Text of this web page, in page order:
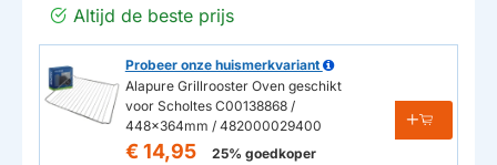
Altijd de beste prijs
Probeer onze huismerkvariant
Alapure Grillrooster Oven geschikt
voor Scholtes C00138868 /
448x364mm / 482000029400
€ 14,95 25% goedkoper